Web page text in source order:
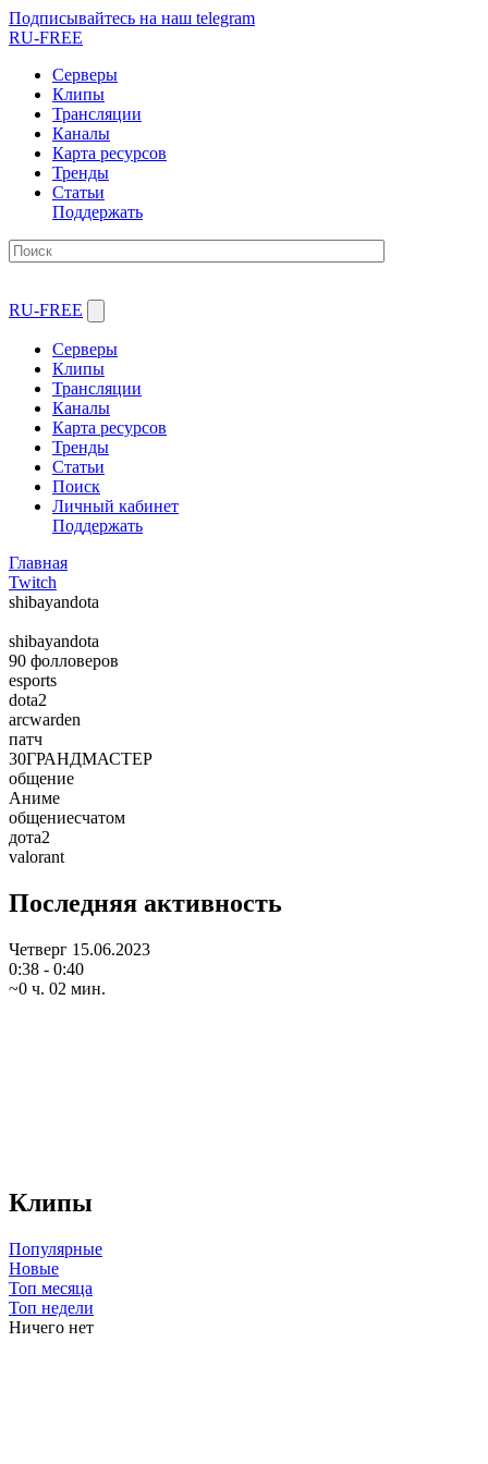
Подписывайтесь на наш telegram
RU-FREE
Серверы
Клипы
Трансляции
Каналы
Карта ресурсов
Тренды
Статьи
Поддержать
RU-FREE
Серверы
Клипы
Трансляции
Каналы
Карта ресурсов
Тренды
Статьи
Поиск
Личный кабинет
Поддержать
Главная
Twitch
shibayandota
shibayandota
90 фолловеров
esports
dota2
arcwarden
патч
30ГРАНДМАСТЕР
общение
Аниме
общениесчатом
дота2
valorant
Последняя активность
Четверг 15.06.2023
0:38 - 0:40
~0 ч. 02 мин.
Клипы
Популярные
Новые
Топ месяца
Топ недели
Ничего нет